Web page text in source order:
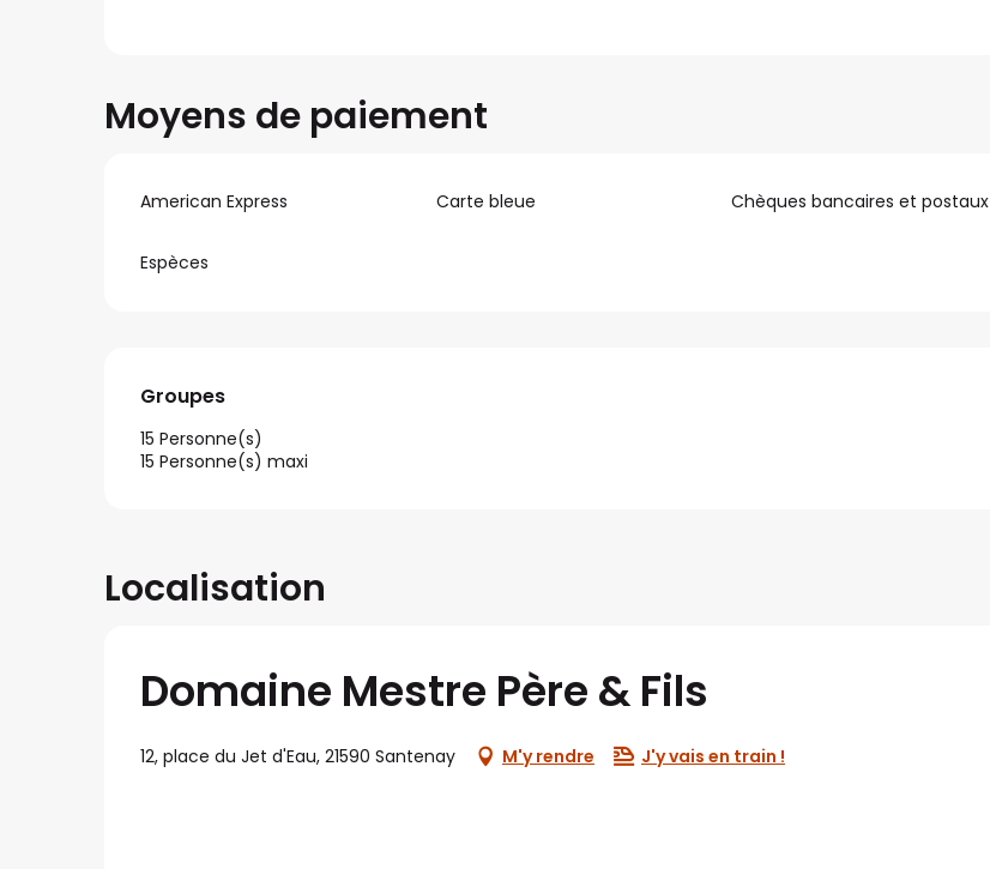
Moyens de paiement
American Express Carte bleue Chèques bancaires et postaux
Espèces
Groupes
Groupes
15 Personne(s)
15 Personne(s) maxi
Localisation
Domaine Mestre Père & Fils
12, place du Jet d'Eau, 21590 Santenay M'y rendre J'y vais en train !